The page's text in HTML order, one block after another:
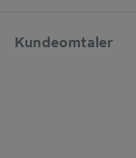
Kundeomtaler